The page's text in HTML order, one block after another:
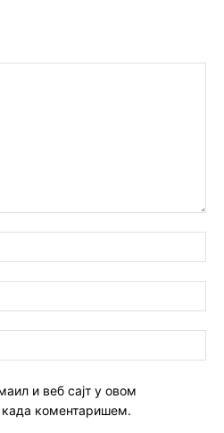
и веб сајт у овом
када коментаришем.